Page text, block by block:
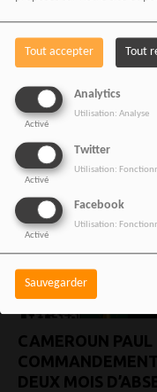
Tout accepter Tout
Analytics
Activé
Utilisation: Analyse
Twitter
Activé
Utilisation:
Facebook
Activé
Utilisation:
Sauvegarder
DES MILITAIRES
CAMEROUN
DEUX MOIS